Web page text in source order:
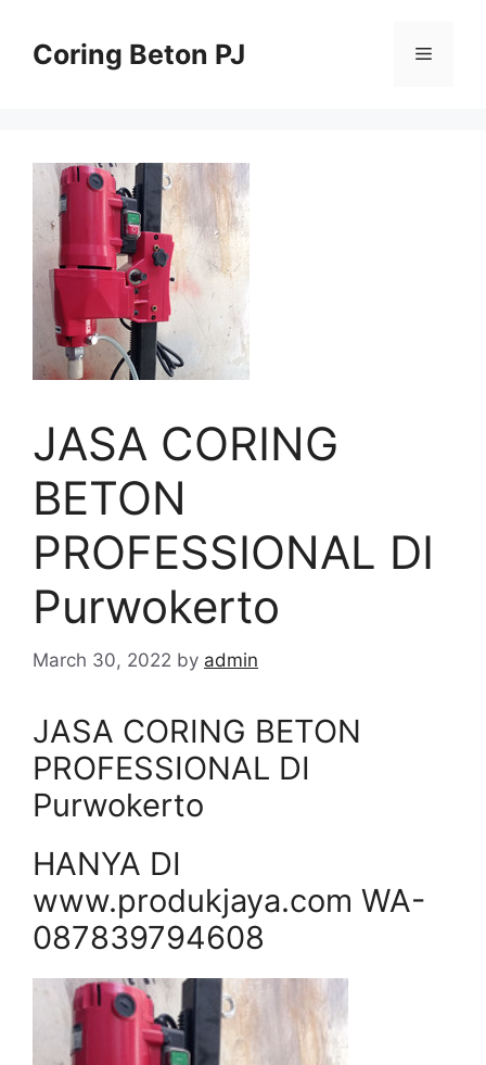
contentCoring Beton PJ Menu
JASA CORING
BETON
PROFESSIONAL DI
Purwokerto
March 30, 2022 by admin
JASA CORING BETON
PROFESSIONAL DI
Purwokerto
HANYA DI
www.produkjaya.com WA-
087839794608